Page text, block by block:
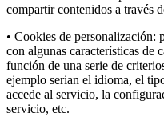
compartir contenidos a través
• Cookies de personalización:
con algunas características de
función de una serie de
ejemplo serian el idioma, el
accede al servicio, la
servicio, etc.